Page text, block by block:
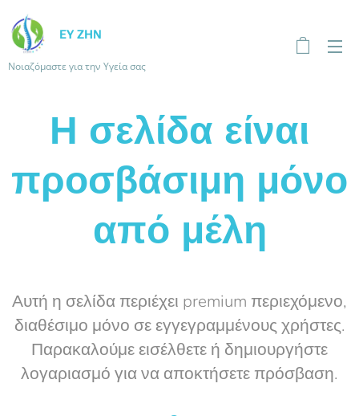
ΕΥ ΖΗΝ
Νοιαζόμαστε για την Υγεία σας
Η σελίδα είναι
προσβάσιμη μόνο
από μέλη
Αυτή η σελίδα περιέχει premium περιεχόμενο,
διαθέσιμο μόνο σε εγγεγραμμένους χρήστες.
Παρακαλούμε εισέλθετε ή δημιουργήστε
λογαριασμό για να αποκτήσετε πρόσβαση.